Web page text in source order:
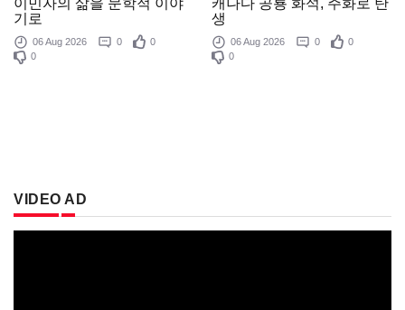
이민자의 삶을 문학적 이야
기로
06 Aug 2026 0
0
0
캐나다 공룡 화석, 주화로 탄
생
06 Aug 2026 0
0
0
VIDEO AD